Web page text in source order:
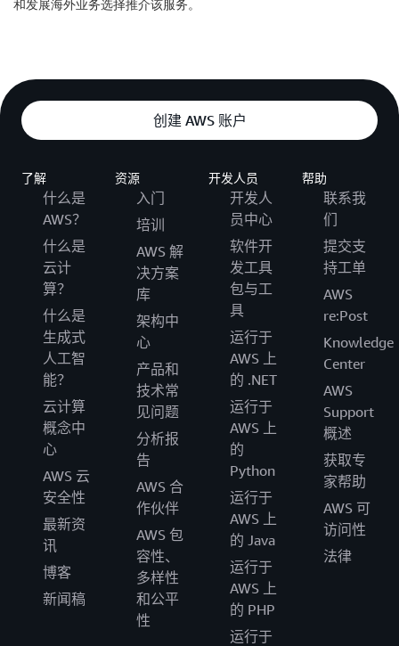
和发展海外业务选择推介该服务。
创建 AWS 账户
了解
什么是
AWS？
什么是
云计
算？
什么是
生成式
人工智
能？
云计算
概念中
心
AWS 云
安全性
最新资
讯
博客
新闻稿
资源
入门
培训
AWS 解
决方案
库
架构中
心
产品和
技术常
见问题
分析报
告
AWS 合
作伙伴
AWS 包
容性、
多样性
和公平
性
开发人员
开发人
员中心
软件开
发工具
包与工
具
运行于
AWS 上
的 .NET
运行于
AWS 上
的
Python
运行于
AWS 上
的 Java
运行于
AWS 上
的 PHP
运行于
帮助
联系我
们
提交支
持工单
AWS
re:Post
Knowledge
Center
AWS
Support
概述
获取专
家帮助
AWS 可
访问性
法律